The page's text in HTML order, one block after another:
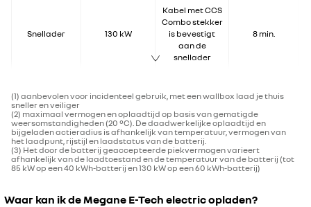
Snellader 130 kW
Kabel met CCS
Combo stekker
is bevestigt
aan de
snellader
8 min.
(1) aanbevolen voor incidenteel gebruik, met een wallbox laad je thuis
sneller en veiliger
(2) maximaal vermogen en oplaadtijd op basis van gematigde
weersomstandigheden (20 °C). De daadwerkelijke oplaadtijd en
bijgeladen actieradius is afhankelijk van temperatuur, vermogen van
het laadpunt, rijstijl en laadstatus van de batterij.
(3) Het door de batterij geaccepteerde piekvermogen varieert
afhankelijk van de laadtoestand en de temperatuur van de batterij (tot
85 kW op een 40 kWh-batterij en 130 kW op een 60 kWh-batterij)
Waar kan ik de Megane E-Tech electric opladen?